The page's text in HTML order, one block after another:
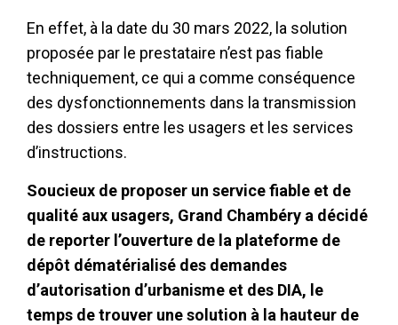
En effet, à la date du 30 mars 2022, la solution
proposée par le prestataire n’est pas fiable
techniquement, ce qui a comme conséquence
des dysfonctionnements dans la transmission
des dossiers entre les usagers et les services
d’instructions.
Soucieux de proposer un service fiable et de
qualité aux usagers, Grand Chambéry a décidé
de reporter l’ouverture de la plateforme de
dépôt dématérialisé des demandes
d’autorisation d’urbanisme et des DIA, le
temps de trouver une solution à la hauteur de